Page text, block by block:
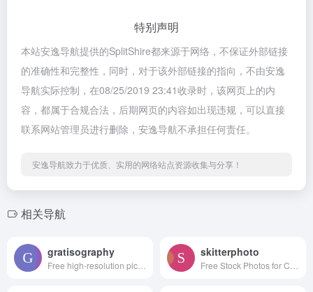
特别声明
本站安逸导航提供的SplitShire都来源于网络，不保证外部链接
的准确性和完整性，同时，对于该外部链接的指向，不由安逸
导航实际控制，在08/25/2019 23:41收录时，该网页上的内
容，都属于合规合法，后期网页的内容如出现违规，可以直接
联系网站管理员进行删除，安逸导航不承担任何责任。
安逸导航致力于优质、实用的网络站点资源收集与分享！
相关导航
gratisography skitterphoto